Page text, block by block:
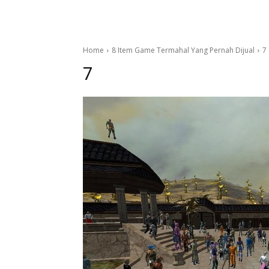
Home 8 Item Game Termahal Yang Pernah Dijual 7
7